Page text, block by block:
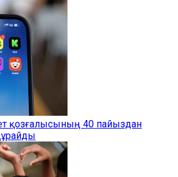
қозғалысының 40 пайыздан